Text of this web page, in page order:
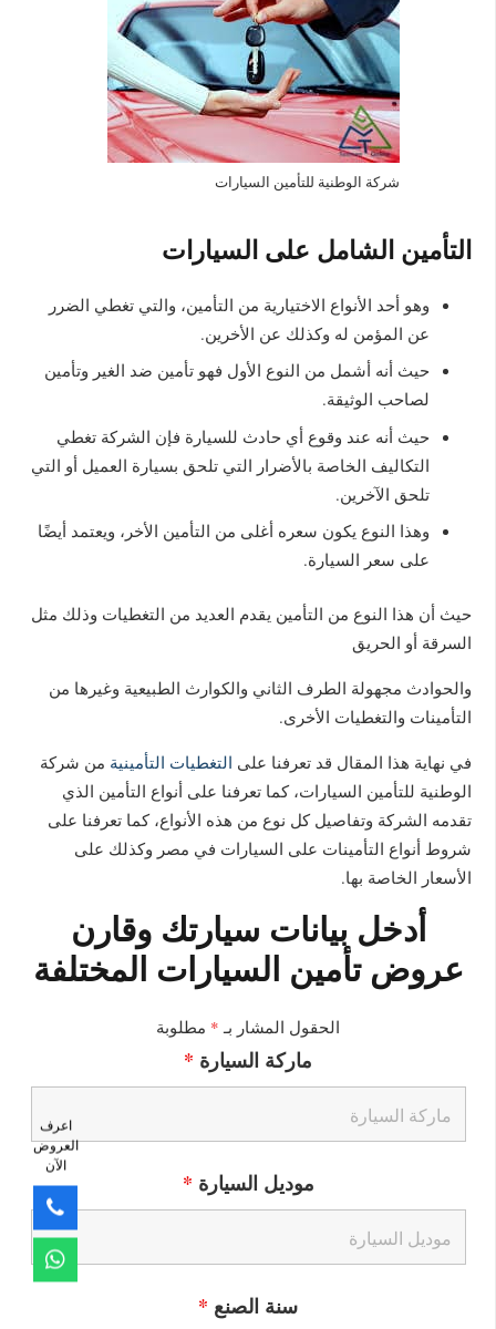
شركة الوطنية للتأمين السيارات
التأمين الشامل على السيارات
وهو أحد الأنواع الاختيارية من التأمين، والتي تغطي الضرر
عن المؤمن له وكذلك عن الأخرين.
حيث أنه أشمل من النوع الأول فهو تأمين ضد الغير وتأمين
لصاحب الوثيقة.
حيث أنه عند وقوع أي حادث للسيارة فإن الشركة تغطي
التكاليف الخاصة بالأضرار التي تلحق بسيارة العميل أو التي
تلحق الآخرين.
وهذا النوع يكون سعره أغلى من التأمين الأخر، ويعتمد أيضًا
على سعر السيارة.
حيث أن هذا النوع من التأمين يقدم العديد من التغطيات وذلك مثل
السرقة أو الحريق
والحوادث مجهولة الطرف الثاني والكوارث الطبيعية وغيرها من
التأمينات والتغطيات الأخرى.
في نهاية هذا المقال قد تعرفنا على التغطيات التأمينية من شركة
الوطنية للتأمين السيارات، كما تعرفنا على أنواع التأمين الذي
تقدمه الشركة وتفاصيل كل نوع من هذه الأنواع، كما تعرفنا على
شروط أنواع التأمينات على السيارات في مصر وكذلك على
الأسعار الخاصة بها.
أدخل بيانات سيارتك وقارن
عروض تأمين السيارات المختلفة
الحقول المشار بـ * مطلوبة
ماركة السيارة *
موديل السيارة *
سنة الصنع *
اعرف
العروض
الآن